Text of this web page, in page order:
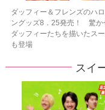
ダッフィー＆フレンズのハ
ングッズ8．25発売！ 驚か
ダッフィーたちを描いたス
も登場
スイ